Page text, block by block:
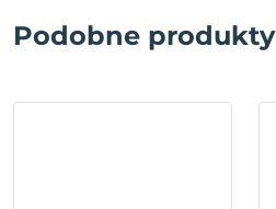
Podobne produkty